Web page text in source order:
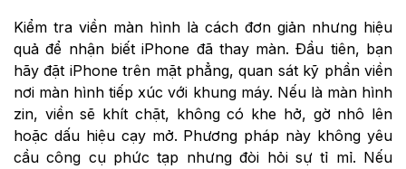
Kiểm tra viền màn hình là cách đơn giản nhưng hiệu
quả để nhận biết iPhone đã thay màn. Đầu tiên, bạn
hãy đặt iPhone trên mặt phẳng, quan sát kỹ phần viền
nơi màn hình tiếp xúc với khung máy. Nếu là màn hình
zin, viền sẽ khít chặt, không có khe hở, gờ nhô lên
hoặc dấu hiệu cạy mở. Phương pháp này không yêu
cầu công cụ phức tạp nhưng đòi hỏi sự tỉ mỉ. Nếu